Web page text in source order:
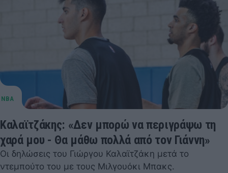
Καλαϊτζάκης: «Δεν μπορώ να περιγράψω τη
χαρά μου - Θα μάθω πολλά από τον Γιάννη»
Οι δηλώσεις του Γιώργου Καλαϊτζάκη μετά το
ντεμπούτο του με τους Μιλγουόκι Μπακς.